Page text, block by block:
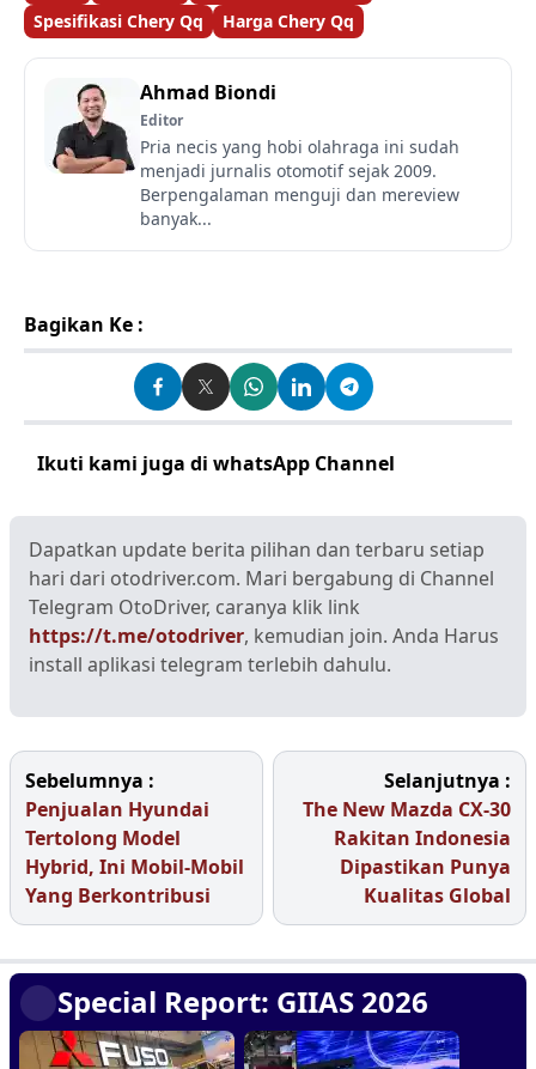
Spesifikasi Chery Qq
Harga Chery Qq
Ahmad Biondi
Editor
Pria necis yang hobi olahraga ini sudah
menjadi jurnalis otomotif sejak 2009.
Berpengalaman menguji dan mereview
banyak...
Bagikan Ke :
Ikuti kami juga di whatsApp Channel
Dapatkan update berita pilihan dan terbaru setiap
hari dari otodriver.com. Mari bergabung di Channel
Telegram OtoDriver, caranya klik link
https://t.me/otodriver, kemudian join. Anda Harus
install aplikasi telegram terlebih dahulu.
Sebelumnya :
Penjualan Hyundai
Tertolong Model
Hybrid, Ini Mobil-Mobil
Yang Berkontribusi
Selanjutnya :
The New Mazda CX-30
Rakitan Indonesia
Dipastikan Punya
Kualitas Global
Special Report: GIIAS 2026